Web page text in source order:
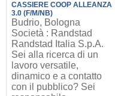
CASSIERE COOP ALLEANZA
3.0 (F/M/NB)
Budrio, Bologna
Società : Randstad
Randstad Italia S.p.A.
Sei alla ricerca di un
lavoro versatile,
dinamico e a contatto
con il pubblico? Sei